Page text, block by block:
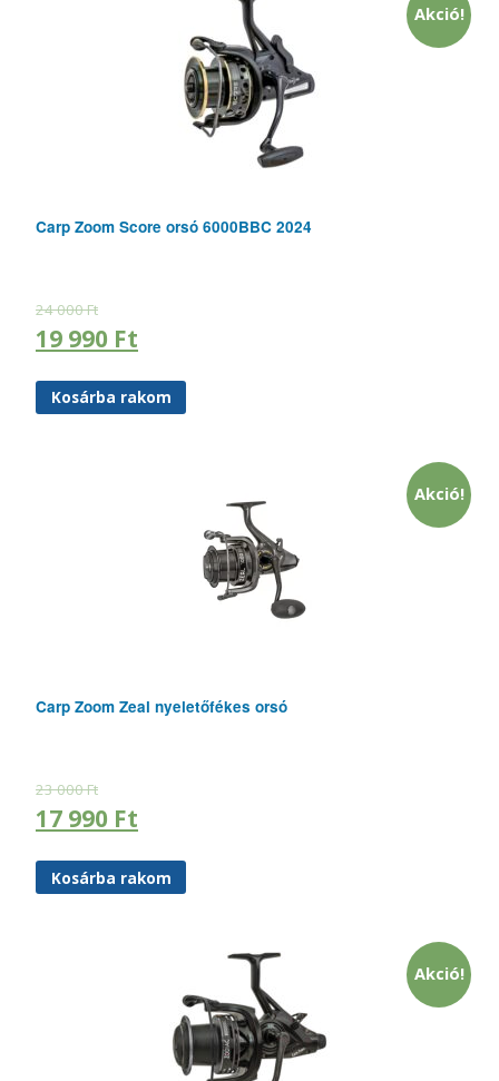
Akció!
Carp Zoom Score orsó 6000BBC 2024
24 000Ft
19 990 Ft
Kosárba rakom
Akció!
Carp Zoom Zeal nyeletőfékes orsó
23 000Ft
17 990 Ft
Kosárba rakom
Akció!